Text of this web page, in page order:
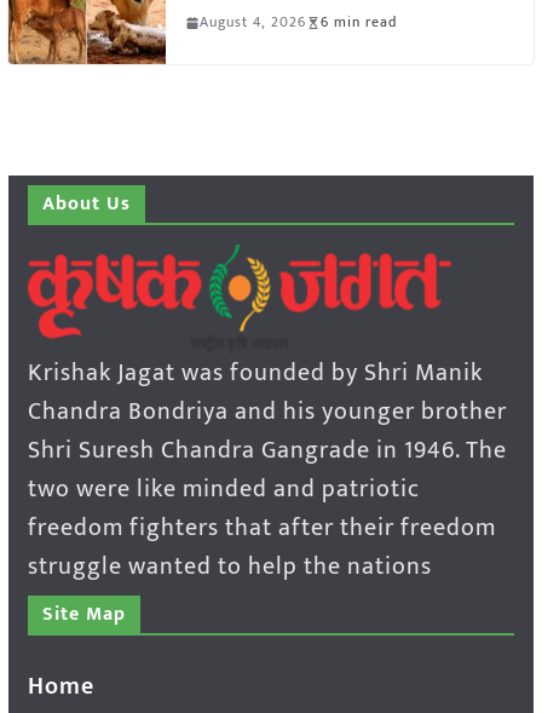
August 4, 2026 6 min read
About Us
Krishak Jagat was founded by Shri Manik
Chandra Bondriya and his younger brother
Shri Suresh Chandra Gangrade in 1946. The
two were like minded and patriotic
freedom fighters that after their freedom
struggle wanted to help the nations
Site Map
Home